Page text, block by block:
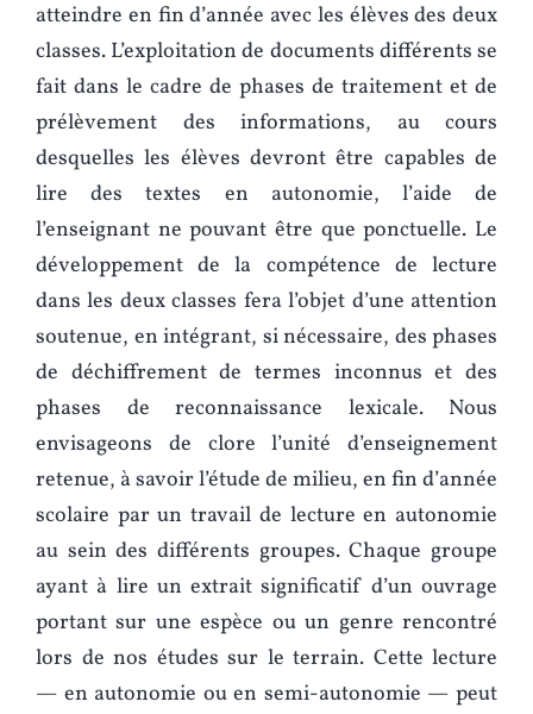
atteindre en fin d’année avec les élèves des deux
classes. L’exploitation de documents différents se
fait dans le cadre de phases de traitement et de
prélèvement des informations, au cours
desquelles les élèves devront être capables de
lire des textes en autonomie, l’aide de
l’enseignant ne pouvant être que ponctuelle. Le
développement de la compétence de lecture
dans les deux classes fera l’objet d’une attention
soutenue, en intégrant, si nécessaire, des phases
de déchiffrement de termes inconnus et des
phases de reconnaissance lexicale. Nous
envisageons de clore l’unité d’enseignement
retenue, à savoir l’étude de milieu, en fin d’année
scolaire par un travail de lecture en autonomie
au sein des différents groupes. Chaque groupe
ayant à lire un extrait significatif d’un ouvrage
portant sur une espèce ou un genre rencontré
lors de nos études sur le terrain. Cette lecture
— en autonomie ou en semi-autonomie — peut